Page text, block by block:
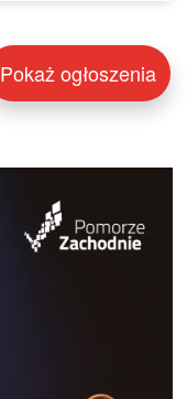
Pokaż ogłoszenia